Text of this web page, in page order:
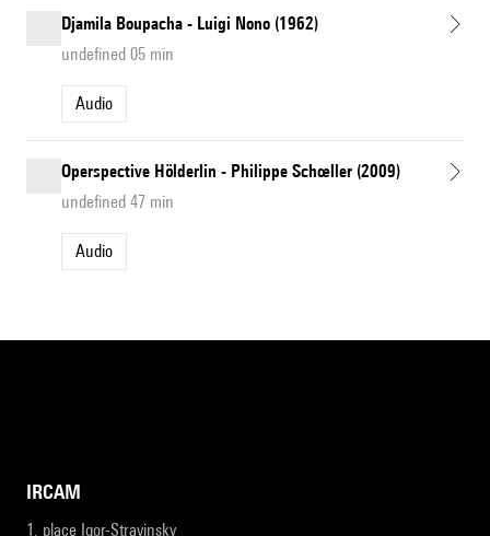
Djamila Boupacha - Luigi Nono (1962)
undefined 05 min
Audio
Operspective Hölderlin - Philippe Schœller (2009)
undefined 47 min
Audio
IRCAM
1, place Igor-Stravinsky